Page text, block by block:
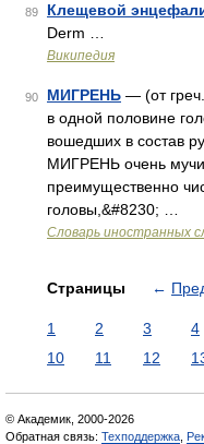
89 Клещевой
Derm …
Википедия
90 МИГРЕНЬ — (от
в одной половине
вошедших в состав
МИГРЕНЬ очень
преимущественно
головы,&#8230; …
Словарь иностранных
Страницы ←
1 2 3 4
10
11 12
© Академик, 2000-2026
Обратная связь: Техподдержка